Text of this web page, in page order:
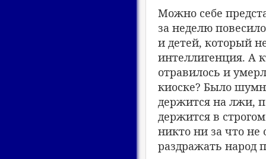
Можно себе
за неделю
и детей, который
интеллигенция. А
отравилось и
киоске? Было
держится на лжи,
держится в
никто ни за что не
раздражать народ